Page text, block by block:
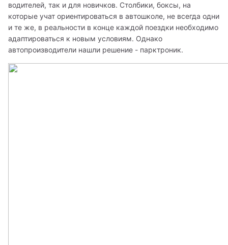
водителей, так и для новичков. Столбики, боксы, на
которые учат ориентироваться в автошколе, не всегда одни
и те же, в реальности в конце каждой поездки необходимо
адаптироваться к новым условиям. Однако
автопроизводители нашли решение - парктроник.